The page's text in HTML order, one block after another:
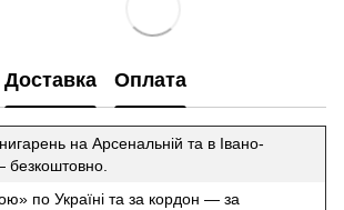
Доставка Оплата
на Арсенальній та в Івано-
безкоштовно.
по Україні та за кордон — за